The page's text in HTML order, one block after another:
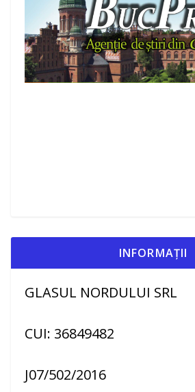
INFORMAȚII
GLASUL NORDULUI SRL
CUI: 36849482
J07/502/2016